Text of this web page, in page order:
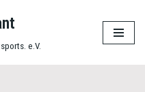
e.V.